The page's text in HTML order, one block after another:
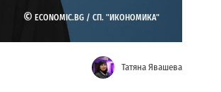
© ECONOMIC.BG / СП. "ИКОНОМИКА"
Татяна Явашева